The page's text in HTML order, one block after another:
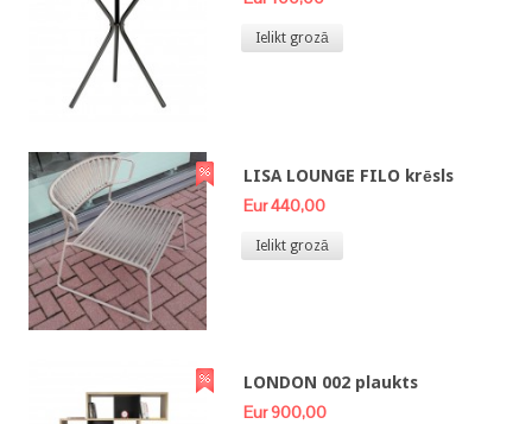
Ielikt grozā
LISA LOUNGE FILO krēsls
Eur 440,00
Ielikt grozā
LONDON 002 plaukts
Eur 900,00